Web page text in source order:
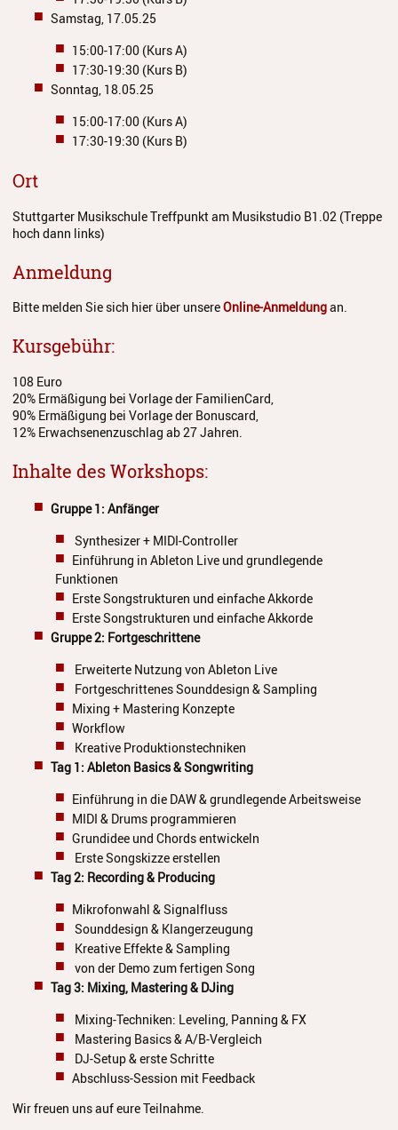
Abmeldung
Aktuelles
Veranstaltungen
Familien Orchester Projekt
Jazz Workshop 2024
Recoring Workshop
Barockorchester
Kongress
ETHNO
Umrahmungen
Hörgang
JuKO in Australien
Juso in Dänemark 2025
JuSO in Tschechien 2023
Spanienreise 2019
Japanreise 2019
Kooperationen
Grundschulen
Musikgymnasium
Musikgrundschule
Über uns
Samstag, 17.05.25
15:00-17:00 (Kurs A)
17:30-19:30 (Kurs B)
Sonntag, 18.05.25
15:00-17:00 (Kurs A)
17:30-19:30 (Kurs B)
Ort
Stuttgarter Musikschule Treffpunkt am Musikstudio B1.02 (Treppe
hoch dann links)
Anmeldung
Bitte melden Sie sich hier über unsereOnline-Anmeldungan.
Kursgebühr:
108 Euro
20% Ermäßigung bei Vorlage der FamilienCard,
90% Ermäßigung bei Vorlage der Bonuscard,
12% Erwachsenenzuschlag ab 27 Jahren.
Inhalte des Workshops:
Gruppe 1: Anfänger
Synthesizer + MIDI-Controller
Einführung in Ableton Live und grundlegende
Funktionen
Erste Songstrukturen und einfache Akkorde
Erste Songstrukturen und einfache Akkorde
Gruppe 2: Fortgeschrittene
Erweiterte Nutzung von Ableton Live
Fortgeschrittenes Sounddesign & Sampling
Mixing + Mastering Konzepte
Workflow
Kreative Produktionstechniken
Tag 1: Ableton Basics & Songwriting
Einführung in die DAW & grundlegende Arbeitsweise
MIDI & Drums programmieren
Grundidee und Chords entwickeln
Erste Songskizze erstellen
Tag 2: Recording & Producing
Mikrofonwahl & Signalfluss
Sounddesign & Klangerzeugung
Kreative Effekte & Sampling
von der Demo zum fertigen Song
Tag 3: Mixing, Mastering & DJing
Mixing-Techniken: Leveling, Panning & FX
Mastering Basics & A/B-Vergleich
DJ-Setup & erste Schritte
Abschluss-Session mit Feedback
Wir freuen uns auf eure Teilnahme.